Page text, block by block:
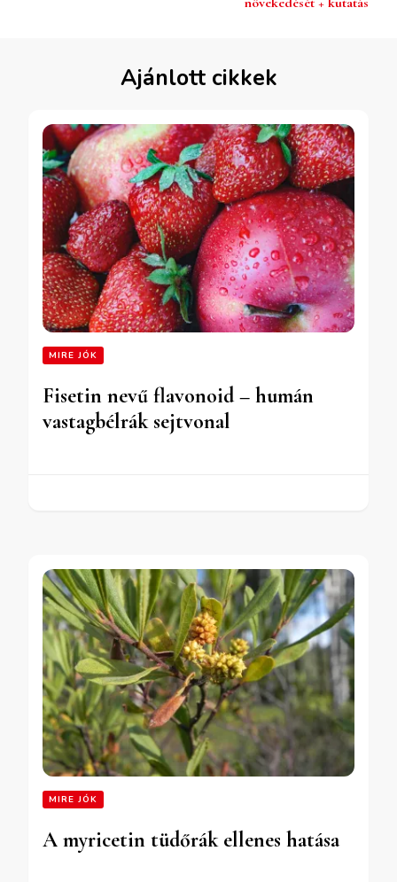
Ajánlott cikkek
MIRE JÓK
Fisetin nevű flavonoid – humán
vastagbélrák sejtvonal
MIRE JÓK
A myricetin tüdőrák ellenes hatása